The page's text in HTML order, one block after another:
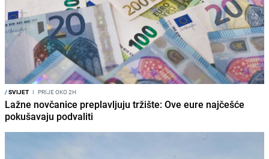
/SVIJET I PRIJE OKO 2H
Lažne novčanice preplavljuju tržište: Ove eure najčešće
pokušavaju podvaliti